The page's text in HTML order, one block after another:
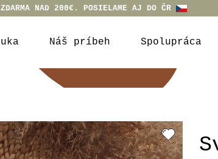
NAD 200€. POSIELAME AJ DO ČR
Náš príbeh Spolupráca